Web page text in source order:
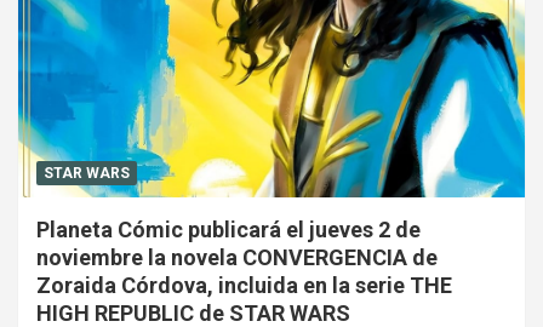
STAR WARS
Planeta Cómic publicará el jueves 2 de
noviembre la novela CONVERGENCIA de
Zoraida Córdova, incluida en la serie THE
HIGH REPUBLIC de STAR WARS